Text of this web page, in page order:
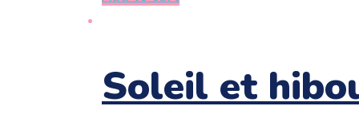
Soleil et